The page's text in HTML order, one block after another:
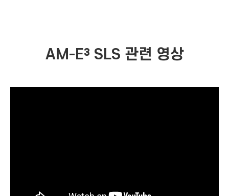
AM-E³ SLS 관련 영상